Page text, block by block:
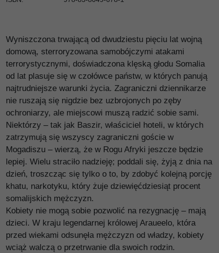
Wyniszczona trwającą od dwudziestu pięciu lat wojną
domową, sterroryzowana samobójczymi atakami
terrorystycznymi, doświadczona klęską głodu Somalia
od lat plasuje się w czołówce państw, w których panują
najtrudniejsze warunki życia. Zagraniczni dziennikarze
nie ruszają się nigdzie bez uzbrojonych po zęby
ochroniarzy, ale miejscowi muszą radzić sobie sami.
Niektórzy – tak jak Baszir, właściciel hoteli, w których
zatrzymują się wszyscy zagraniczni goście w
Mogadiszu – wierzą, że w Rogu Afryki jeszcze będzie
lepiej. Wielu straciło nadzieję; poddali się, żyją z dnia na
dzień, troszcząc się tylko o to, by zdobyć kolejną porcję
khatu, narkotyku, który żuje dziewięćdziesiąt procent
somalijskich mężczyzn.
Kobiety nie mogą sobie pozwolić na rezygnację – mają
dzieci. W kraju legendarnej królowej Araueelo, która
przed wiekami odsunęła mężczyzn od władzy, kobiety
wciąż walczą o przetrwanie dla swoich rodzin.